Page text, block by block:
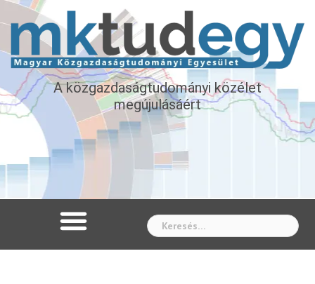
A közgazdaságtudományi közélet
megújulásáért